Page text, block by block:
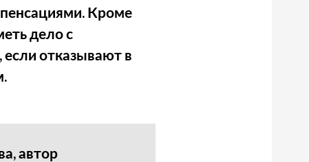
Кроме
дело с
отказывают в
автор